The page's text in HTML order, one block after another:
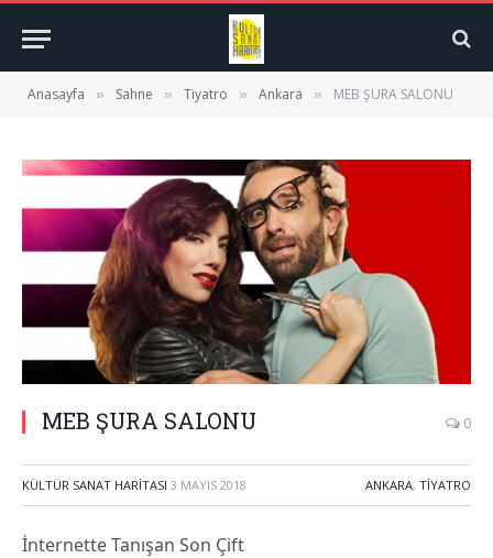
Anasayfa » Sahne » Tiyatro » Ankara » MEB ŞURA SALONU
MEB ŞURA SALONU 0
KÜLTÜR SANAT HARITASI 3 MAYIS 2018 ANKARA, TIYATRO
İnternette Tanışan Son Çift